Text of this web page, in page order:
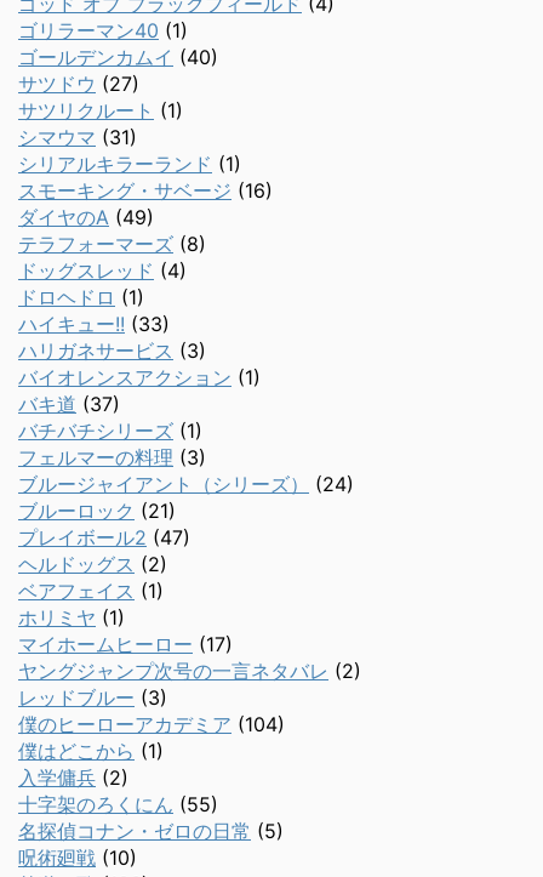
ゴリラーマン40 (1)
ゴールデンカムイ (40)
サツドウ (27)
サツリクルート (1)
シマウマ (31)
シリアルキラーランド (1)
スモーキング・サベージ (16)
ダイヤのA (49)
テラフォーマーズ (8)
ドッグスレッド (4)
ドロヘドロ (1)
ハイキュー!! (33)
ハリガネサービス (3)
バイオレンスアクション (1)
バキ道 (37)
バチバチシリーズ (1)
フェルマーの料理 (3)
ブルージャイアント（シリーズ）
(24)
ブルーロック (21)
プレイボール2 (47)
ヘルドッグス (2)
ベアフェイス (1)
ホリミヤ (1)
マイホームヒーロー (17)
ヤングジャンプ次号の一言ネタバレ (2)
レッドブルー (3)
僕のヒーローアカデミア (104)
僕はどこから (1)
入学傭兵 (2)
十字架のろくにん (55)
名探偵コナン・ゼロの日常 (5)
呪術廻戦 (10)